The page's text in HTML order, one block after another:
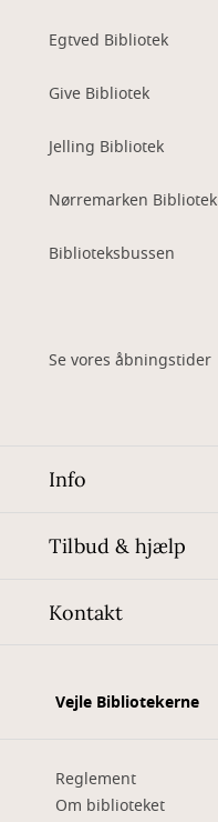
Egtved Bibliotek
Give Bibliotek
Jelling Bibliotek
Nørremarken Bibliotek
Biblioteksbussen
Se vores åbningstider
Info
Tilbud & hjælp
Kontakt
Vejle Bibliotekerne
Reglement
Om biblioteket